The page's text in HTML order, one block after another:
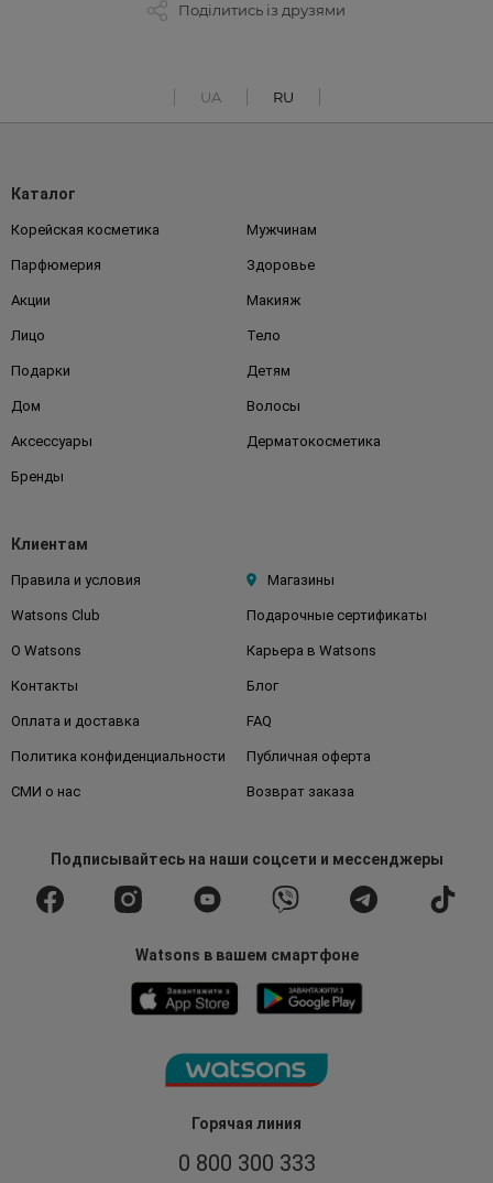
Поділитись із друзями
UA RU
Горячая линия
0 800 300 333
Каталог
Корейская косметика Мужчинам
Парфюмерия Здоровье
Акции Макияж
Лицо Тело
Подарки Детям
Дом Волосы
Аксессуары Дерматокосметика
Бренды
Клиентам
Правила и условия Магазины
Watsons Club Подарочные сертификаты
О Watsons Карьера в Watsons
Контакты Блог
Оплата и доставка FAQ
Политика конфиденциальности Публичная оферта
СМИ о нас Возврат заказа
Подписывайтесьна наши соцсети и мессенджеры
Watsons в вашем смартфоне